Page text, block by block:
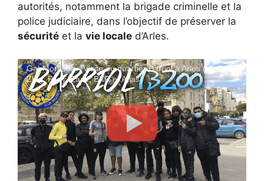
autorités, notamment la brigade criminelle et la
police judiciaire, dans l’objectif de préserver la
sécurité et la vie locale d’Arles.
GabMorrison - Visite du quartier Barriol à Arles (avec
Zbig, Fikry, Zaaz, BKR et Atlas)